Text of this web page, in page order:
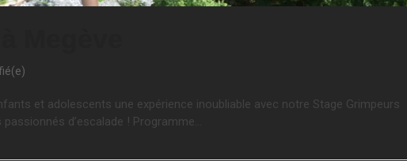
et adolescents une expérience inoubliable avec notre Stage Grimpeurs
d’escalade ! Programme…